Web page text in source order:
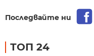
Последвайте ни
ТОП 24